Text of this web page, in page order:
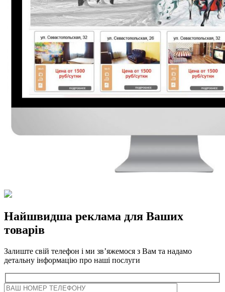
Найшвидша реклама для Ваших
товарів
Залиште свій телефон і ми зв’яжемося з Вам та надамо
детальну інформацію про наші послуги